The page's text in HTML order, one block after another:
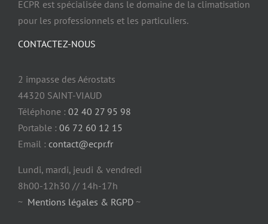
ECPR est spécialisée dans le domaine de la climatisation
pour les professionnels et les particuliers.
CONTACTEZ-NOUS
2 impasse des Aérostats
44320 SAINT-VIAUD
Téléphone : 02 40 27 95 98
Portable : 06 72 60 12 15
Email : contact@ecpr.fr
Lundi, mardi, jeudi & vendredi
8h00-12h30 // 14h-17h
~ Mentions légales & RGPD~